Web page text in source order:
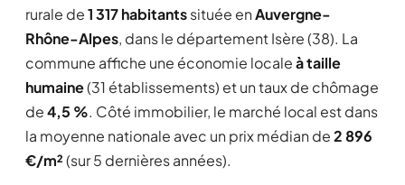
rurale de1 317 habitantssituée enAuvergne-
Rhône-Alpes, dans le département Isère (38). La
commune affiche une économie localeà taille
humaine(31 établissements) et un taux de chômage
de4,5 %. Côté immobilier, le marché local est dans
la moyenne nationale avec un prix médian de2 896
€/m²(sur 5 dernières années).